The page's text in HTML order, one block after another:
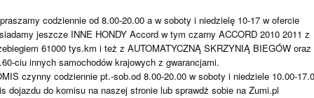
codziennie od 8.00-20.00 a w soboty i niedzielę 10-17 w ofercie
jeszcze INNE HONDY Accord w tym czarny ACCORD 2010 2011 z
61000 tys.km i też z AUTOMATYCZNĄ SKRZYNIĄ BIEGÓW oraz
ciu innych samochodów krajowych z gwarancjami.
czynny codziennie pt.-sob.od 8.00-20.00 w soboty i niedziele 10.00-
dojazdu do komisu na naszej stronie lub sprawdż sobie na Zumi.pl